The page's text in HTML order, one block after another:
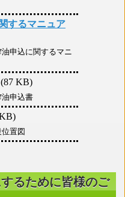
するマニュア
申込に関するマニ
(87 KB)
申込書
置図
るために皆様のご